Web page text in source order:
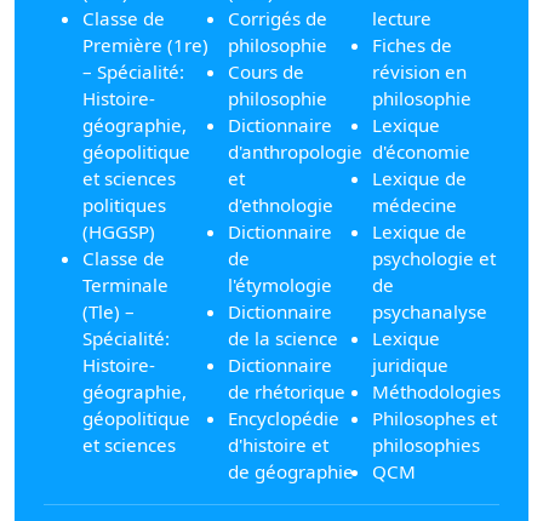
Classe de
Première (1re)
– Spécialité:
Histoire-
géographie,
géopolitique
et sciences
politiques
(HGGSP)
Classe de
Terminale
(Tle) –
Spécialité:
Histoire-
géographie,
géopolitique
et sciences
Corrigés de
philosophie
Cours de
philosophie
Dictionnaire
d'anthropologie
et
d'ethnologie
Dictionnaire
de
l'étymologie
Dictionnaire
de la science
Dictionnaire
de rhétorique
Encyclopédie
d'histoire et
de géographie
lecture
Fiches de
révision en
philosophie
Lexique
d'économie
Lexique de
médecine
Lexique de
psychologie et
de
psychanalyse
Lexique
juridique
Méthodologies
Philosophes et
philosophies
QCM